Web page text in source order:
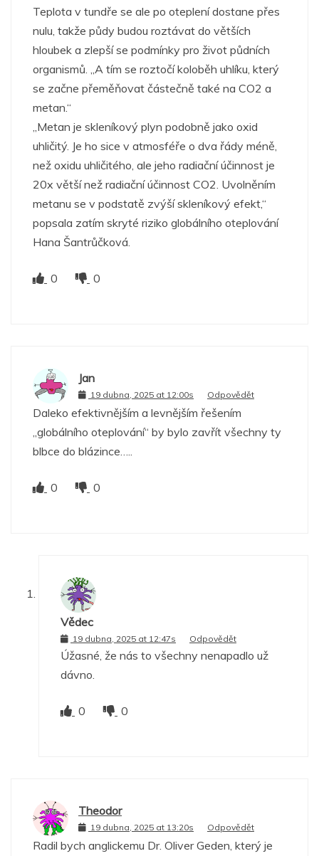
Teplota v tundře se ale po oteplení dostane přes
nulu, takže půdy budou roztávat do větších
hloubek a zlepší se podmínky pro život půdních
organismů. „A tím se roztočí koloběh uhlíku, který
se začne přeměňovat částečně také na CO2 a
metan.“
„Metan je skleníkový plyn podobně jako oxid
uhličitý. Je ho sice v atmosféře o dva řády méně,
než oxidu uhličitého, ale jeho radiační účinnost je
20x větší než radiační účinnost CO2. Uvolněním
metanu se v podstatě zvýší skleníkový efekt,“
popsala zatím skryté riziko globálního oteplování
Hana Šantrůčková.
0 0
Jan
19 dubna, 2025 at 12:00s Odpovědět
Daleko efektivnějším a levnějším řešením
„globálního oteplování“ by bylo zavřít všechny ty
blbce do blázince…..
0 0
Vědec
19 dubna, 2025 at 12:47s Odpovědět
Úžasné, že nás to všechny nenapadlo už
dávno.
0 0
Theodor
19 dubna, 2025 at 13:20s Odpovědět
Radil bych anglickemu Dr. Oliver Geden, který je